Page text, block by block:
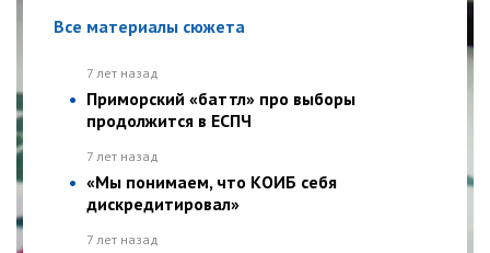
Все материалы сюжета
7 лет назад
Приморский «баттл» про выборы
продолжится в ЕСПЧ
7 лет назад
«Мы понимаем, что КОИБ себя
дискредитировал»
7 лет назад